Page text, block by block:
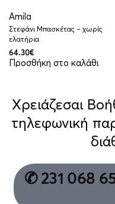
Amila
Στεφάνι Μπασκέτας – χωρίς
ελατήρια
64.30€
Προσθήκη στο καλάθι
Χρειάζεσαι
τηλεφωνική
✆ 231 068